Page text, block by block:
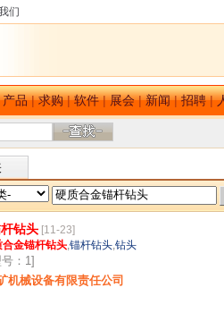
们
产品|求购|软件|展会|新闻|招聘|
钻头 [11-23]
合金锚杆钻头,锚杆钻头,钻头
：1]
机械设备有限责任公司